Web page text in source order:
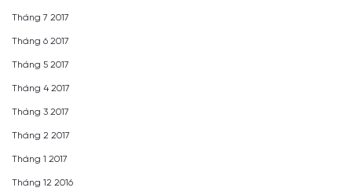
Tháng 7 2017
Tháng 6 2017
Tháng 5 2017
Tháng 4 2017
Tháng 3 2017
Tháng 2 2017
Tháng 1 2017
Tháng 12 2016